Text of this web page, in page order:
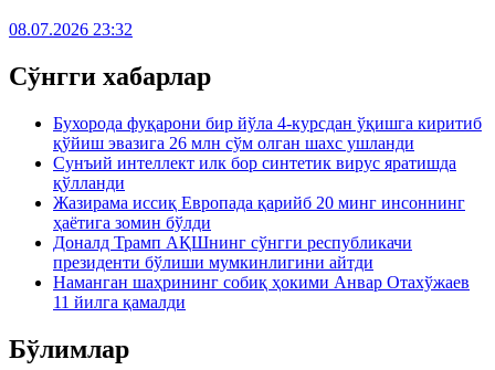
08.07.2026 23:32
Сўнгги хабарлар
Бухорода фуқарони бир йўла 4-курсдан ўқишга киритиб
қўйиш эвазига 26 млн сўм олган шахс ушланди
Сунъий интеллект илк бор синтетик вирус яратишда
қўлланди
Жазирама иссиқ Европада қарийб 20 минг инсоннинг
ҳаётига зомин бўлди
Доналд Трамп АҚШнинг сўнгги республикачи
президенти бўлиши мумкинлигини айтди
Наманган шаҳрининг собиқ ҳокими Анвар Отахўжаев
11 йилга қамалди
Бўлимлар